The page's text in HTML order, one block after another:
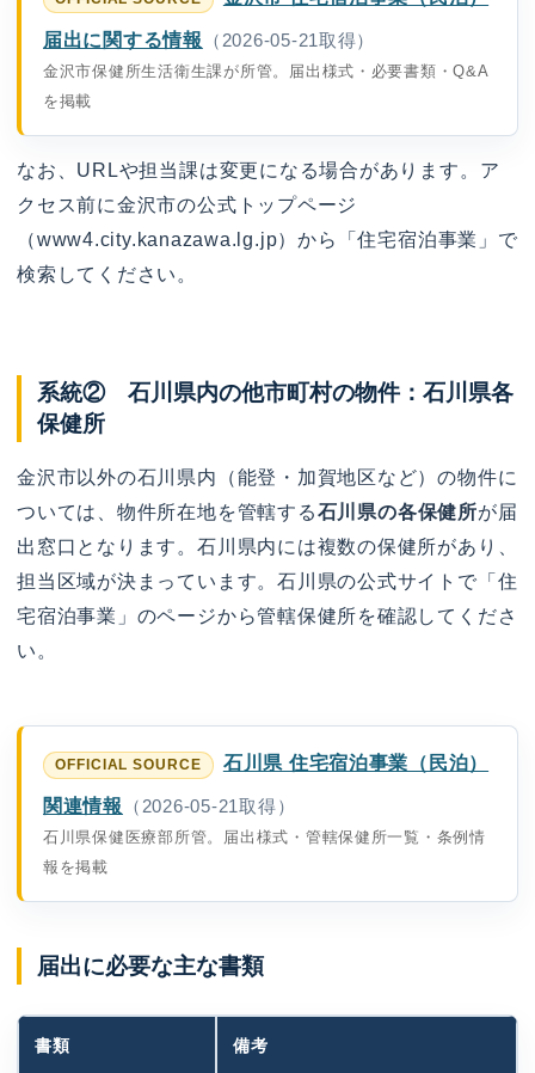
届出に関する情報
（2026-05-21取得）
金沢市保健所生活衛生課が所管。届出様式・必要書類・Q&A
を掲載
なお、URLや担当課は変更になる場合があります。ア
クセス前に金沢市の公式トップページ
（www4.city.kanazawa.lg.jp）から「住宅宿泊事業」で
検索してください。
系統② 石川県内の他市町村の物件：石川県各
保健所
金沢市以外の石川県内（能登・加賀地区など）の物件に
ついては、物件所在地を管轄する石川県の各保健所が届
出窓口となります。石川県内には複数の保健所があり、
担当区域が決まっています。石川県の公式サイトで「住
宅宿泊事業」のページから管轄保健所を確認してくださ
い。
石川県 住宅宿泊事業（民泊）
関連情報
（2026-05-21取得）
石川県保健医療部所管。届出様式・管轄保健所一覧・条例情
報を掲載
届出に必要な主な書類
書類 備考